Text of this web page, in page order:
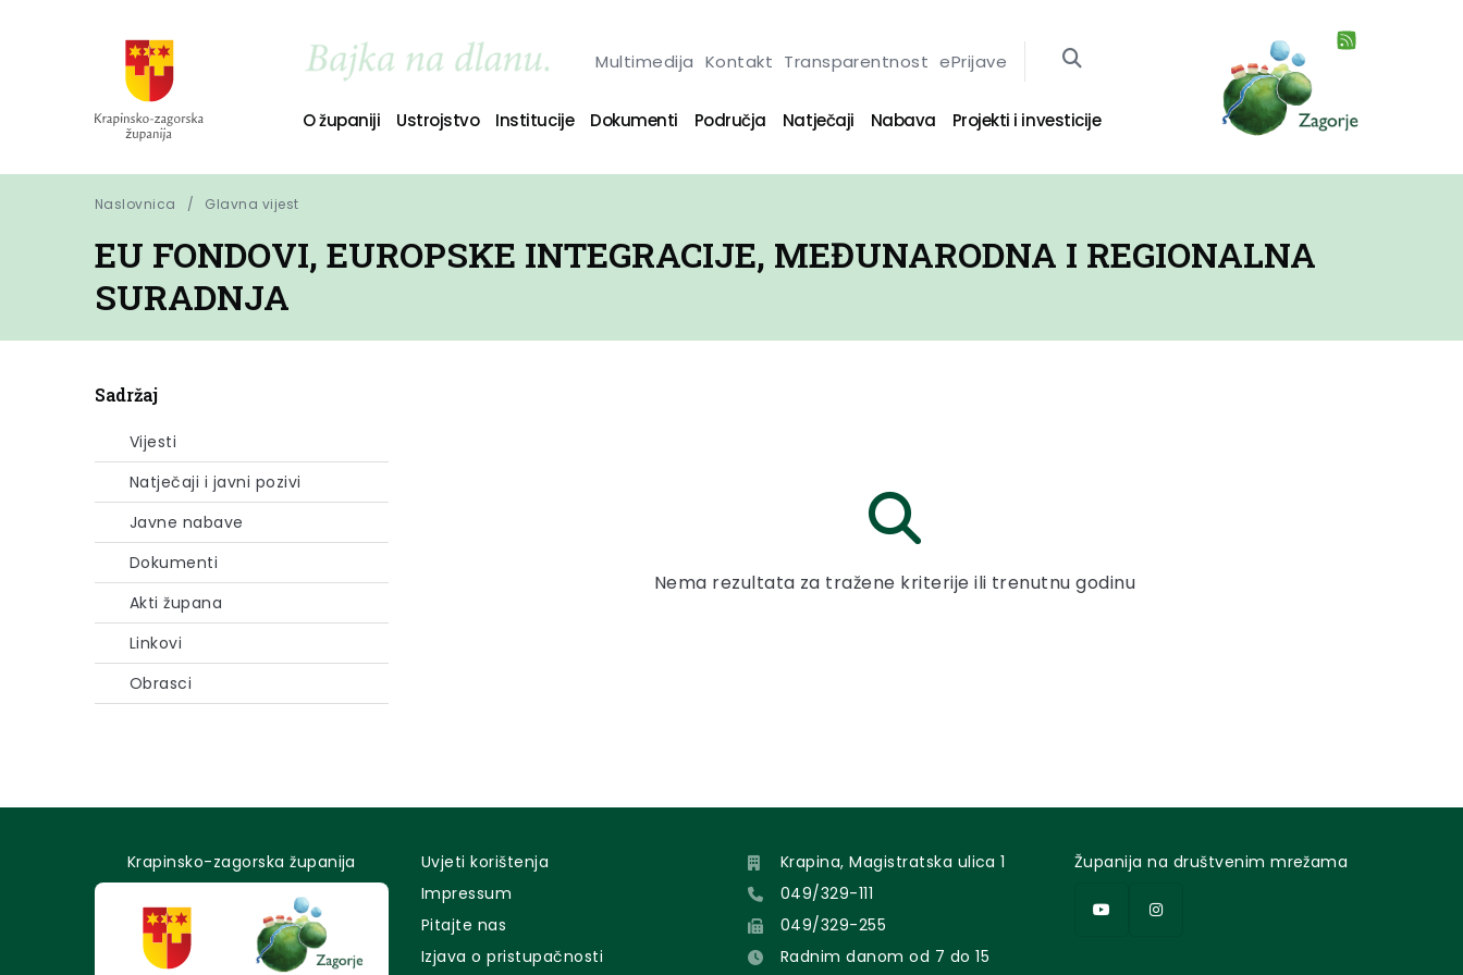
Multimedija Kontakt Transparentnost ePrijave
O županiji Ustrojstvo Institucije Dokumenti Područja Natječaji Nabava Projekti i investicije
Naslovnica Glavna vijest
EU FONDOVI, EUROPSKE INTEGRACIJE, MEĐUNARODNA I REGIONALNA
SURADNJA
Sadržaj
Vijesti
Natječaji i javni pozivi
Javne nabave
Dokumenti
Akti župana
Linkovi
Obrasci
Nema rezultata za tražene kriterije ili trenutnu godinu
Krapinsko-zagorska županija
Uvjeti korištenja
Impressum
Pitajte nas
Izjava o pristupačnosti
Krapina, Magistratska ulica 1
049/329-111
049/329-255
Radnim danom od 7 do 15
Županija na društvenim mrežama